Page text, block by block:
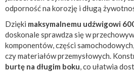
odporność na korozję i długą
Dzięki maksymalnemu udźwigowi
doskonale sprawdza się w
komponentów, części
czy materiałów przemysłowych.
burtę na długim boku, co ułatwia